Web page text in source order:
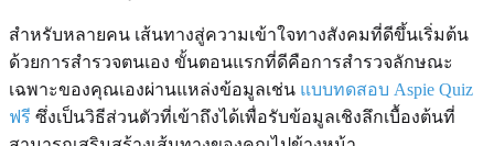
สำหรับหลายคน เส้นทางสู่ความเข้าใจทางสังคมที่ดีขึ้นเริ่มต้น
ด้วยการสำรวจตนเอง ขั้นตอนแรกที่ดีคือการสำรวจลักษณะ
เฉพาะของคุณเองผ่านแหล่งข้อมูลเช่น แบบทดสอบ Aspie Quiz
ฟรี ซึ่งเป็นวิธีส่วนตัวที่เข้าถึงได้เพื่อรับข้อมูลเชิงลึกเบื้องต้นที่